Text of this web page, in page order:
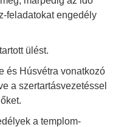
feladatokat engedély
ülést.
és Húsvétra vonatkozó
a szertartásvezetéssel
a templom-